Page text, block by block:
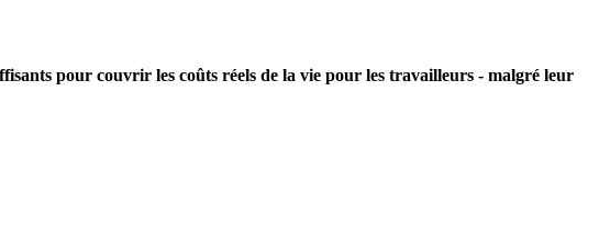
pour couvrir les coûts réels de la vie pour les travailleurs - malgré leur